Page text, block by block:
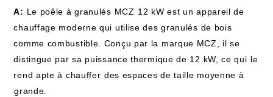
A: Le poêle à granulés ‍MCZ⁤ 12 kW est un appareil ​de
chauffage moderne qui utilise des granulés de bois
comme combustible. Conçu ​par la‍ marque MCZ, il se​
distingue par sa puissance thermique de 12 ‍kW, ce ‌qui ⁤le
rend apte à chauffer⁣ des espaces de taille​ moyenne à
⁣grande.